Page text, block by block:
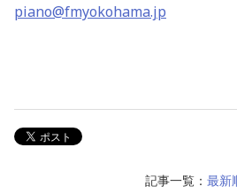
piano@fmyokohama.jp
記事一覧： 最新